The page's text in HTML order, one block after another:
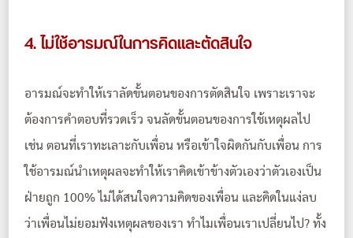
4. ไม่ใช้อารมณ์ในการคิดและตัดสินใจ
อารมณ์จะทำให้เราลัดขั้นตอนของการตัดสินใจ เพราะเราจะ
ต้องการคำตอบที่รวดเร็ว จนลัดขั้นตอนของการใช้เหตุผลไป
เช่น ตอนที่เราทะเลาะกับเพื่อน หรือเข้าใจผิดกันกับเพื่อน การ
ใช้อารมณ์นำเหตุผลจะทำให้เราคิดเข้าข้างตัวเองว่าตัวเองเป็น
ฝ่ายถูก 100% ไม่ได้สนใจความคิดของเพื่อน และคิดในแง่ลบ
ว่าเพื่อนไม่ยอมฟังเหตุผลของเรา ทำไมเพื่อนเราเปลี่ยนไป? ทั้ง